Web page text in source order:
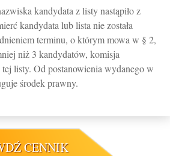
kandydata z listy nastąpiło z
kandydata lub lista nie została
terminu, o którym mowa w § 2,
niż 3 kandydatów, komisja
listy. Od postanowienia wydanego w
środek prawny.
CENNIK